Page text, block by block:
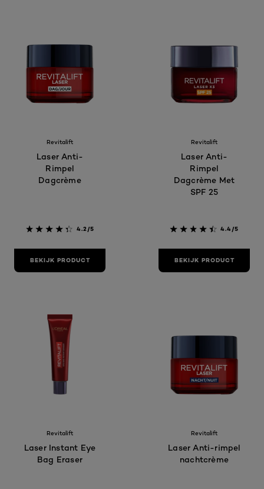
Revitalift
Laser Anti-
Rimpel
Dagcrème
4.2/5
BEKIJK PRODUCT
Revitalift
Laser Anti-
Rimpel
Dagcrème Met
SPF 25
4.4/5
BEKIJK PRODUCT
Revitalift
Laser Instant Eye
Bag Eraser
Revitalift
Laser Anti-rimpel
nachtcrème